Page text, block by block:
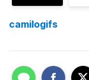
camilogifs